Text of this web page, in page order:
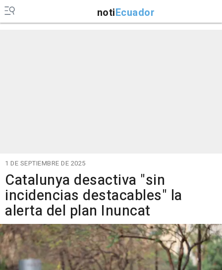
notiEcuador
1 DE SEPTIEMBRE DE 2025
Catalunya desactiva "sin
incidencias destacables" la
alerta del plan Inuncat